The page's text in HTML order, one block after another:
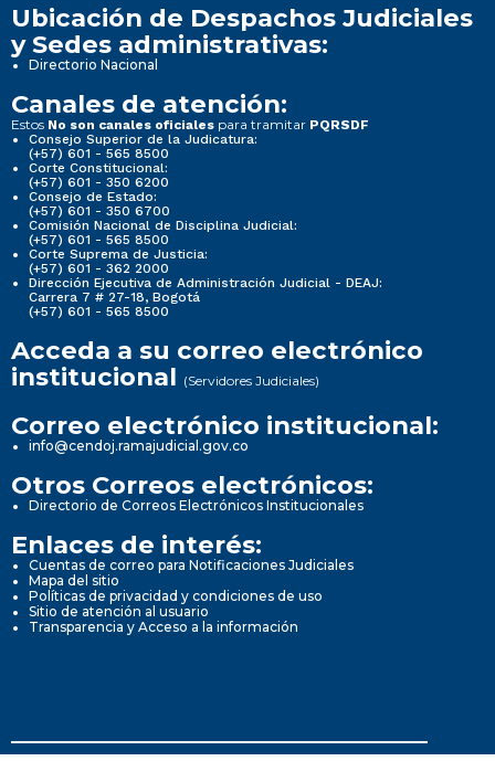
Ubicación de Despachos Judiciales
y Sedes administrativas:
Directorio Nacional
Canales de atención:
Estos No son canales oficiales para tramitar PQRSDF
Consejo Superior de la Judicatura:
(+57) 601 - 565 8500
Corte Constitucional:
(+57) 601 - 350 6200
Consejo de Estado:
(+57) 601 - 350 6700
Comisión Nacional de Disciplina Judicial:
(+57) 601 - 565 8500
Corte Suprema de Justicia:
(+57) 601 - 362 2000
Dirección Ejecutiva de Administración Judicial - DEAJ:
Carrera 7 # 27-18, Bogotá
(+57) 601 - 565 8500
Acceda a su correo electrónico
institucional (Servidores Judiciales)
Correo electrónico institucional:
info@cendoj.ramajudicial.gov.co
Otros Correos electrónicos:
Directorio de Correos Electrónicos Institucionales
Enlaces de interés:
Cuentas de correo para Notificaciones Judiciales
Mapa del sitio
Políticas de privacidad y condiciones de uso
Sitio de atención al usuario
Transparencia y Acceso a la información